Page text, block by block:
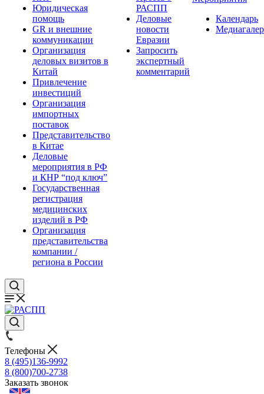
Юридическая
помощь
GR и внешние
коммуникации
Организация
деловых визитов в
Китай
Привлечение
инвестиций
Организация
импортных
поставок
Представительство
в Китае
Деловые
мероприятия в РФ
и КНР “под ключ”
Государственная
регистрация
медицинских
изделий в РФ
Организация
представительства
компании /
региона в России
РАСПП
Деловые
новости
Евразии
Запросить
экспертный
комментарий
Календарь
Телефоны
8 (495)136-9992
8 (800)700-2738
Заказать звонок